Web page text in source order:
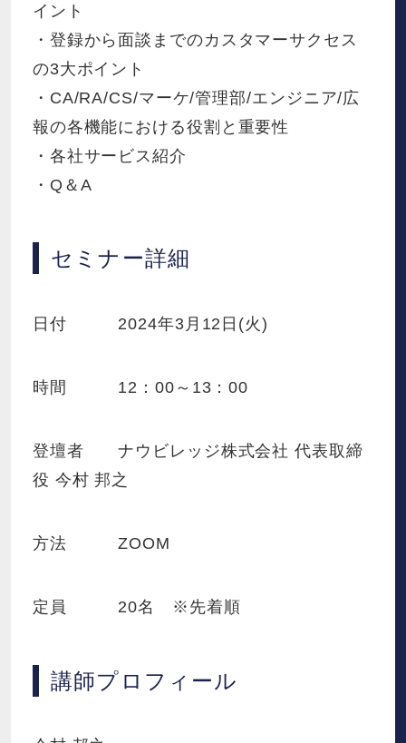
イント
・登録から面談までのカスタマーサクセス
の3大ポイント
・CA/RA/CS/マーケ/管理部/エンジニア/広
報の各機能における役割と重要性
・各社サービス紹介
・Q＆A
セミナー詳細
日付 2024年3月12日(火)
時間 12：00～13：00
登壇者 ナウビレッジ株式会社 代表取締
役 今村 邦之
方法 ZOOM
定員 20名 ※先着順
講師プロフィール